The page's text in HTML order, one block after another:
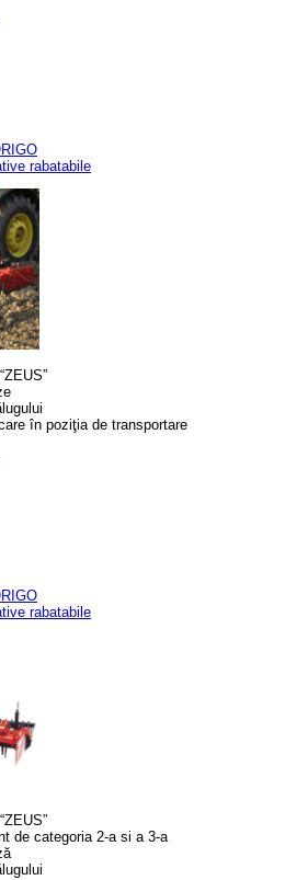
rabatabile
în poziţia de transportare
rabatabile
de categoria 2-a si a 3-a